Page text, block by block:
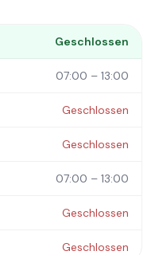
Geschlossen
07:00 – 13:00
Geschlossen
Geschlossen
07:00 – 13:00
Geschlossen
Geschlossen